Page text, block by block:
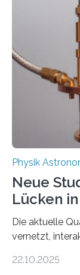
vermutet,
Atomkern-
einem Team
internationaler
Der lange
gefunden.
Thorium
Physik
Neue
Lücken
Die aktuelle
vernetzt,
oft von
22.10.2025